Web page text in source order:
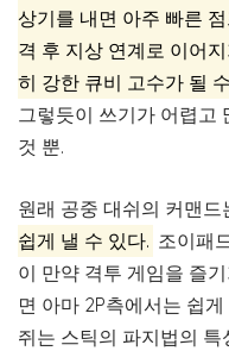
상기를 내면 아주 빠른
격 후 지상 연계로 이어
히 강한 큐비 고수가 될
그렇듯이 쓰기가 어렵고
것 뿐.
원래 공중 대쉬의 커맨드
쉽게 낼 수 있다. 조이패
이 만약 격투 게임을 즐
면 아마 2P측에서는 쉽
쥐는 스틱의 파지법의